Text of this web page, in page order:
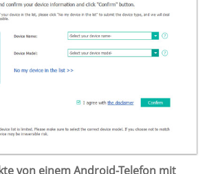
von einem Android-Telefon mit